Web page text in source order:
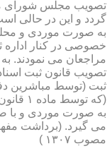
به صورت موردی و
خصوصی در كنار اداره
مراجعان می نمودند.
ثبت (توسط مباشرین
به صورت موردی و با
مصوب ۱۳۰۷ )